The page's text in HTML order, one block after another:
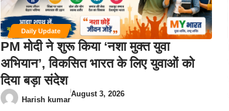
Daily Update
PM मोदी ने शुरू किया ‘नशा मुक्त युवा
अभियान’, विकसित भारत के लिए युवाओं को
दिया बड़ा संदेश
Harish kumar
August 3, 2026